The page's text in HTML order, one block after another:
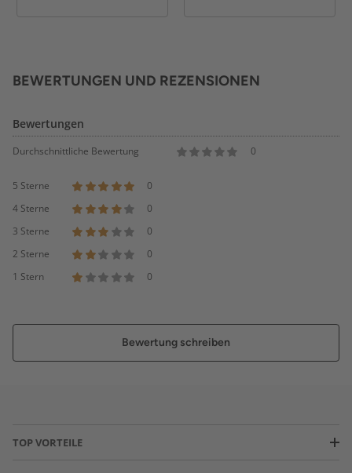
BEWERTUNGEN UND REZENSIONEN
Bewertungen
Durchschnittliche Bewertung 0
5 Sterne
0
4 Sterne
0
3 Sterne
0
2 Sterne
0
1 Stern
0
Bewertung schreiben
TOP VORTEILE